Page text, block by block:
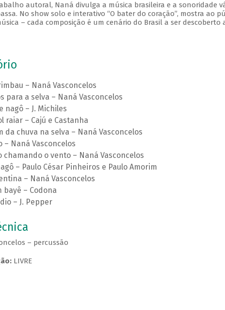
autoral, Naná divulga a música brasileira e a sonoridade
No show solo e interativo “O bater do coração”, mostra ao
– cada composição é um cenário do Brasil a ser descoberto
– Naná Vasconcelos
para a selva – Naná Vasconcelos
nagô – J. Michiles
raiar – Cajú e Castanha
da chuva na selva – Naná Vasconcelos
– Naná Vasconcelos
chamando o vento – Naná Vasconcelos
– Paulo César Pinheiros e Paulo Amorim
– Naná Vasconcelos
bayê – Codona
– J. Pepper
– percussão
LIVRE